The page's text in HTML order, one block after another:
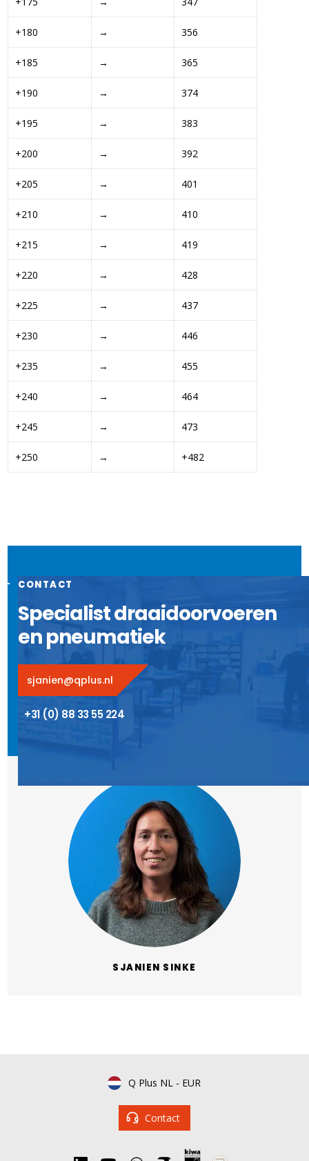
+180 → 356
+185 → 365
+190 → 374
+195 → 383
+200 → 392
+205 → 401
+210 → 410
+215 → 419
+220 → 428
+225 → 437
+230 → 446
+235 → 455
+240 → 464
+245 → 473
+250 → +482
CONTACT
Specialist draaidoorvoeren
en pneumatiek
sjanien@qplus.nl
+31 (0) 88 33 55 224
SJANIEN SINKE
Q Plus NL - EUR
Contact